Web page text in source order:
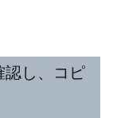
認し、コピ